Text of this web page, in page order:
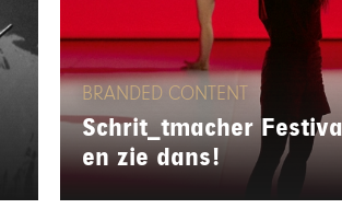
BRANDED CONTENT
Schrit_tmacher
en zie dans!